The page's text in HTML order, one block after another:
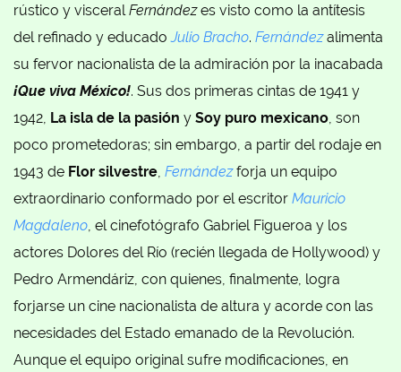
rústico y visceralFernándezes visto como la antítesis
del refinado y educadoJulio Bracho. Fernándezalimenta
su fervor nacionalista de la admiración por la inacabada
¡Que viva México!. Sus dos primeras cintas de 1941 y
1942, La isla de la pasión y Soy puro mexicano, son
poco prometedoras; sin embargo, a partir del rodaje en
1943 de Flor silvestre, Fernándezforja un equipo
extraordinario conformado por el escritor Mauricio
Magdaleno, el cinefotógrafo Gabriel Figueroa y los
actores Dolores del Río (recién llegada de Hollywood) y
Pedro Armendáriz, con quienes, finalmente, logra
forjarse un cine nacionalista de altura y acorde con las
necesidades del Estado emanado de la Revolución.
Aunque el equipo original sufre modificaciones, en